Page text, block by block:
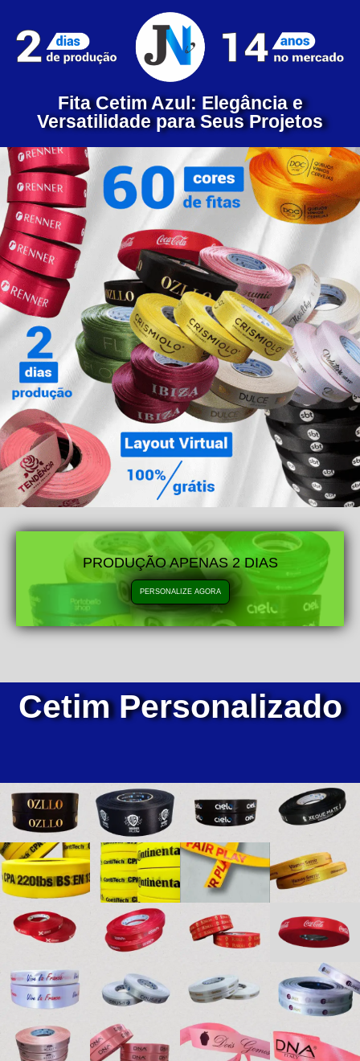
Fita Cetim Azul: Elegância e
Versatilidade para Seus Projetos
PRODUÇÃO APENAS 2 DIAS
PERSONALIZE AGORA
Cetim Personalizado